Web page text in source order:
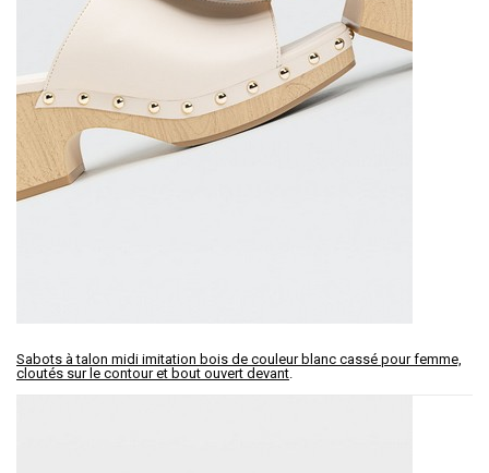
Sabots à talon midi imitation bois de couleur blanc cassé pour femme,
cloutés sur le contour et bout ouvert devant.